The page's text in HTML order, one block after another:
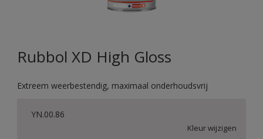
Rubbol XD High Gloss
Extreem weerbestendig, maximaal onderhoudsvrij
YN.00.86
Kleur wijzigen